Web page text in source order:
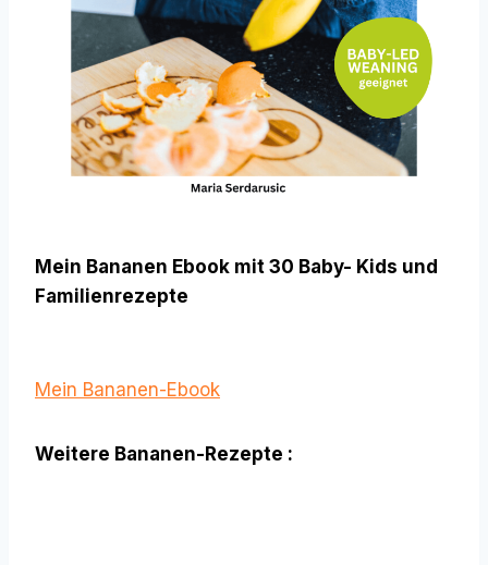
Mein Bananen Ebook mit 30 Baby- Kids und
Familienrezepte
Mein Bananen-Ebook
Weitere Bananen-Rezepte :